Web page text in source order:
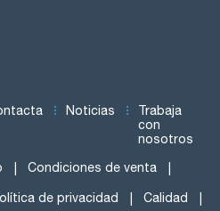
Noticias
Trabaja
con
nosotros
Condiciones de venta
de privacidad Calidad